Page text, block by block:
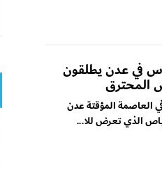
في عدن يطلقون
المحترق
المؤقتة عدن
الذي تعرض للا...